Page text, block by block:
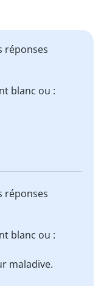
réponses
blanc ou :
réponses
blanc ou :
maladive.